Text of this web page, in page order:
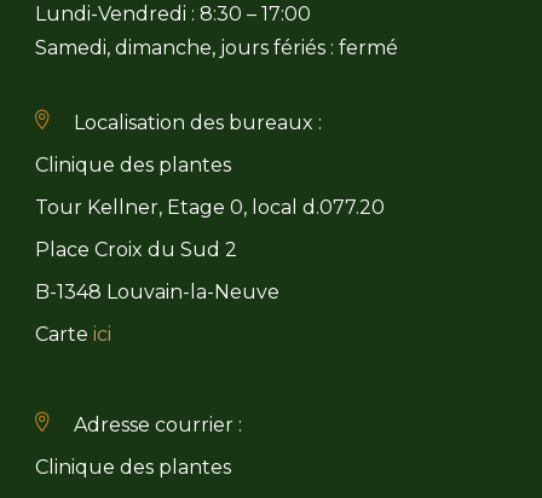
Lundi-Vendredi : 8:30 – 17:00
Samedi, dimanche, jours fériés : fermé
Localisation des bureaux :
Clinique des plantes
Tour Kellner, Etage 0, local d.077.20
Place Croix du Sud 2
B-1348 Louvain-la-Neuve
Carte ici
Adresse courrier :
Clinique des plantes